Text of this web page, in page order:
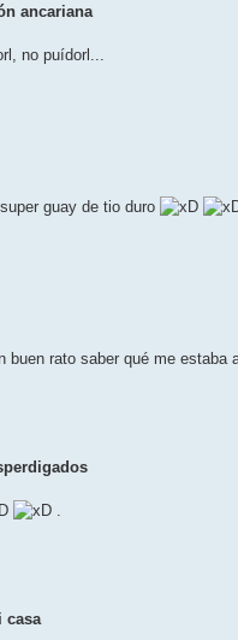
ancariana
no puídorl...
guay de tio duro
rato saber qué me estaba
.
casa